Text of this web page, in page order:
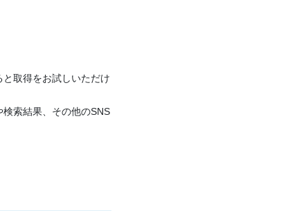
取得をお試しいただけ
索結果、その他のSNS